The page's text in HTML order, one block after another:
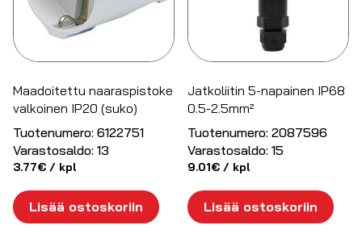
Maadoitettu naaraspistoke
valkoinen IP20 (suko)
Tuotenumero: 6122751
Varastosaldo: 13
3.77€ / kpl
Lisää ostoskoriin
Jatkoliitin 5-napainen IP68
0.5-2.5mm²
Tuotenumero: 2087596
Varastosaldo: 15
9.01€ / kpl
Lisää ostoskoriin